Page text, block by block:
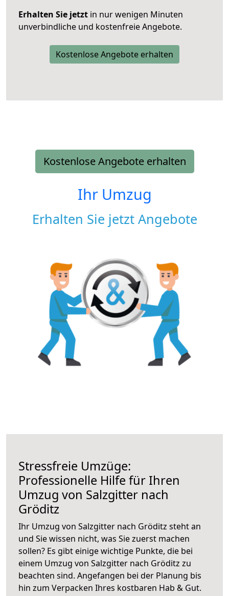
Erhalten Sie jetzt in nur wenigen Minuten
unverbindliche und kostenfreie Angebote.
Kostenlose Angebote erhalten
Kostenlose Angebote erhalten
Ihr Umzug
Erhalten Sie jetzt Angebote
Stressfreie Umzüge:
Professionelle Hilfe für Ihren
Umzug von Salzgitter nach
Gröditz
Ihr Umzug von Salzgitter nach Gröditz steht an
und Sie wissen nicht, was Sie zuerst machen
sollen? Es gibt einige wichtige Punkte, die bei
einem Umzug von Salzgitter nach Gröditz zu
beachten sind. Angefangen bei der Planung bis
hin zum Verpacken Ihres kostbaren Hab & Gut.